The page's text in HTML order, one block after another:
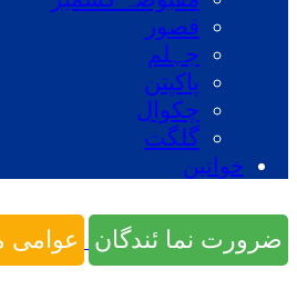
قصور
جہلم
پاکپتن
چکوال
گلگت
خواتین
ضرورت نما ئندگان عوامی